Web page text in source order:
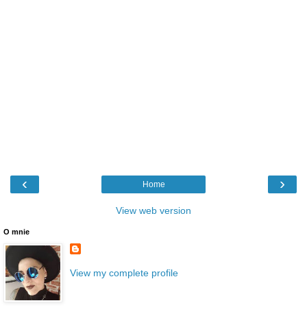
‹ ›
Home
View web version
O mnie
View my complete profile